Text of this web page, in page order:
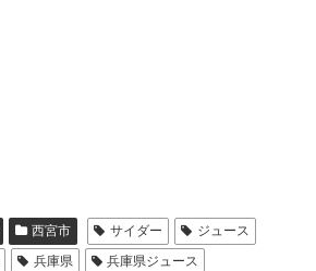
西宮市 サイダー
ジュース
兵庫県
兵庫県ジュース